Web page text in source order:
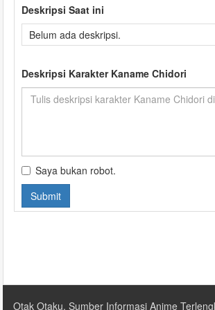
Deskripsi Saat ini
Belum ada deskripsi.
Deskripsi Karakter Kaname Chidori
Saya bukan robot.
Submit
Otak Otaku, Sumber Informasi Anime